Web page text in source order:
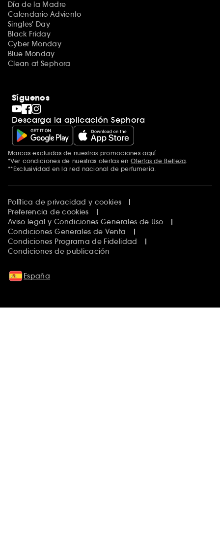
Día de la Madre
Calendario Adviento
Singles' Day
Black Friday
Cyber Monday
Blue Monday
Clean at Sephora
Síguenos
Descarga la aplicación Sephora
Marcas excluidas de nuestras promocionesaquí
*Ver condiciones de nuestras ofertas en Ofertas de Belleza
**Exclusividad en la red nacional de perfumería.
Política de privacidad y cookies
Preferencia de cookies
Aviso legal y Condiciones Generales de Uso
Condiciones Generales de Venta
Condiciones Programa de Fidelidad
Condiciones de publicación
España